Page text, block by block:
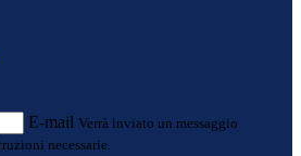
E-mail Verrà inviato un messaggio
necessarie.